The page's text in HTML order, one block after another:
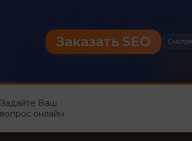
Заказать SEO
Задайте Ваш
вопрос онлайн